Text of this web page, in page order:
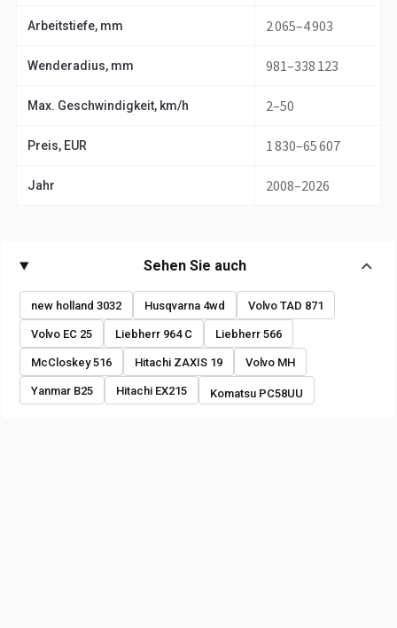
Arbeitstiefe, mm 2 065–4 903
Wenderadius, mm 981–338 123
Max. Geschwindigkeit, km/h 2–50
Preis, EUR 1 830–65 607
Jahr 2008–2026
Sehen Sie auch
new holland 3032 Husqvarna 4wd Volvo TAD 871
Volvo EC 25 Liebherr 964 C Liebherr 566
McCloskey 516 Hitachi ZAXIS 19 Volvo MH
Yanmar B25 Hitachi EX215 Komatsu PC58UU